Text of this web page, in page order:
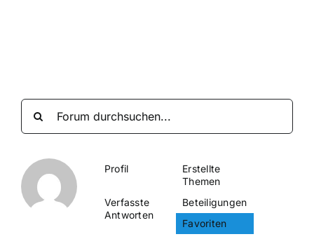
Profil
Erstellte
Themen
Verfasste
Antworten
Beteiligungen
Favoriten